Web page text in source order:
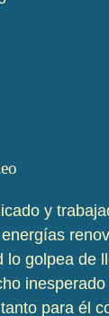
y
lo golpea de
para él